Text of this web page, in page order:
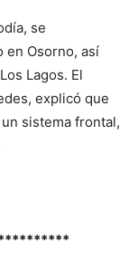
se
en Osorno, así
Lagos. El
explicó que
sistema frontal,